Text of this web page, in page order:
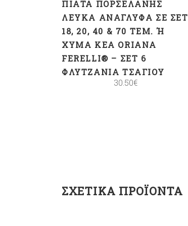
ΠΙΆΤΑ ΠΟΡΣΕΛΆΝΗΣ
ΛΕΥΚΆ ΑΝΆΓΛΥΦΑ ΣΕ ΣΕΤ
18, 20, 40 & 70 ΤΕΜ. Ή Χ
ΎΜΑ KEA ORIANA F
ERELLI® – ΣΕΤ 6 Φ
ΛΥΤΖΆΝΙΑ ΤΣΑΓΙΟΎ
30.50€
ΣΧΕΤΙΚΆ ΠΡΟΪΌΝΤΑ